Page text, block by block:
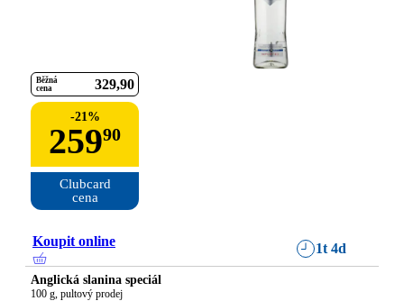
Běžná
cena
329 90
-21%
25990
Clubcard
cena
Koupit online 1t 4d
Anglická slanina speciál
100 g, pultový prodej